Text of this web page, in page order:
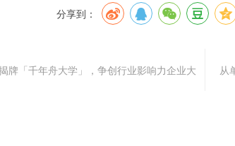
分享到：
牌「千年舟大学」，争创行业影响力企业大
从